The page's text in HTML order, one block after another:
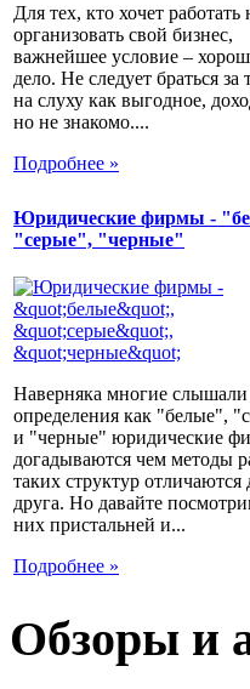
Для тех, кто хочет работать
организовать свой бизнес,
важнейшее условие –
дело. Не следует браться за
на слуху как выгодное,
но не знакомо....
Подробнее »
Юридические фирмы -
"серые", "черные"
Наверняка многие слышали
определения как "белые",
и "черные" юридические
догадываются чем методы
таких структур отличаются
друга. Но давайте
них пристальней и...
Подробнее »
Обзоры и